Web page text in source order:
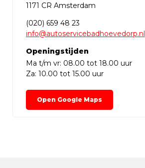
1171 CR Amsterdam
(020) 659 48 23
info@autoservicebadhoevedorp.nl
Openingstijden
Ma t/m vr: 08.00 tot 18.00 uur
Za: 10.00 tot 15.00 uur
Open Google Maps